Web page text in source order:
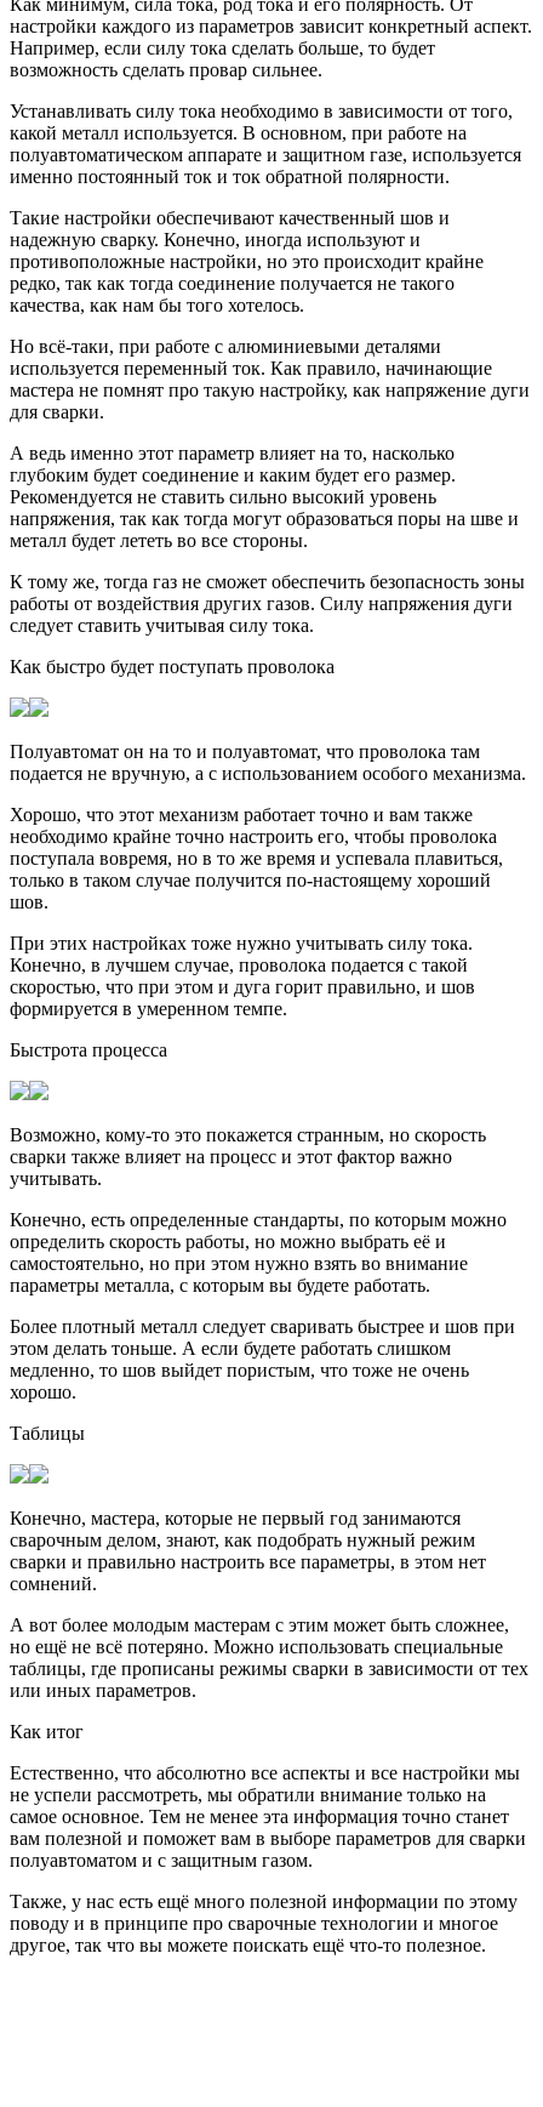
настройки каждого из параметров зависит конкретный аспект.
Например, если силу тока сделать больше, то будет
возможность сделать провар сильнее.
Устанавливать силу тока необходимо в зависимости от того,
какой металл используется. В основном, при работе на
полуавтоматическом аппарате и защитном газе, используется
именно постоянный ток и ток обратной полярности.
Такие настройки обеспечивают качественный шов и
надежную сварку. Конечно, иногда используют и
противоположные настройки, но это происходит крайне
редко, так как тогда соединение получается не такого
качества, как нам бы того хотелось.
Но всё-таки, при работе с алюминиевыми деталями
используется переменный ток. Как правило, начинающие
мастера не помнят про такую настройку, как напряжение дуги
для сварки.
А ведь именно этот параметр влияет на то, насколько
глубоким будет соединение и каким будет его размер.
Рекомендуется не ставить сильно высокий уровень
напряжения, так как тогда могут образоваться поры на шве и
металл будет лететь во все стороны.
К тому же, тогда газ не сможет обеспечить безопасность зоны
работы от воздействия других газов. Силу напряжения дуги
следует ставить учитывая силу тока.
Как быстро будет поступать проволока
Полуавтомат он на то и полуавтомат, что проволока там
подается не вручную, а с использованием особого механизма.
Хорошо, что этот механизм работает точно и вам также
необходимо крайне точно настроить его, чтобы проволока
поступала вовремя, но в то же время и успевала плавиться,
только в таком случае получится по-настоящему хороший
шов.
При этих настройках тоже нужно учитывать силу тока.
Конечно, в лучшем случае, проволока подается с такой
скоростью, что при этом и дуга горит правильно, и шов
формируется в умеренном темпе.
Быстрота процесса
Возможно, кому-то это покажется странным, но скорость
сварки также влияет на процесс и этот фактор важно
учитывать.
Конечно, есть определенные стандарты, по которым можно
определить скорость работы, но можно выбрать её и
самостоятельно, но при этом нужно взять во внимание
параметры металла, с которым вы будете работать.
Более плотный металл следует сваривать быстрее и шов при
этом делать тоньше. А если будете работать слишком
медленно, то шов выйдет пористым, что тоже не очень
хорошо.
Таблицы
Конечно, мастера, которые не первый год занимаются
сварочным делом, знают, как подобрать нужный режим
сварки и правильно настроить все параметры, в этом нет
сомнений.
А вот более молодым мастерам с этим может быть сложнее,
но ещё не всё потеряно. Можно использовать специальные
таблицы, где прописаны режимы сварки в зависимости от тех
или иных параметров.
Как итог
Естественно, что абсолютно все аспекты и все настройки мы
не успели рассмотреть, мы обратили внимание только на
самое основное. Тем не менее эта информация точно станет
вам полезной и поможет вам в выборе параметров для сварки
полуавтоматом и с защитным газом.
Также, у нас есть ещё много полезной информации по этому
поводу и в принципе про сварочные технологии и многое
другое, так что вы можете поискать ещё что-то полезное.